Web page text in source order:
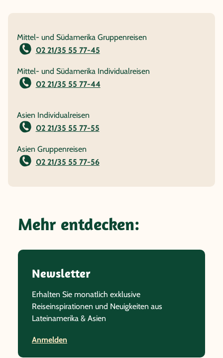
Mittel- und Südamerika Gruppenreisen
02 21/35 55 77-45
Mittel- und Südamerika Individualreisen
02 21/35 55 77-44
Asien Individualreisen
02 21/35 55 77-55
Asien Gruppenreisen
02 21/35 55 77-56
Mehr entdecken:
Newsletter
Erhalten Sie monatlich exklusive
Reiseinspirationen und Neuigkeiten aus
Lateinamerika & Asien
Anmelden